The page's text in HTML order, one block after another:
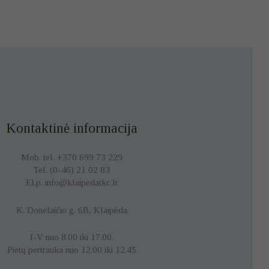
Kontaktinė informacija
Mob. tel. +370 699 73 229
Tel. (0-46) 21 02 83
El.p. info@klaipedatkc.lt
K. Donelaičio g. 6B, Klaipėda
I-V nuo 8.00 iki 17.00.
Pietų pertrauka nuo 12.00 iki 12.45